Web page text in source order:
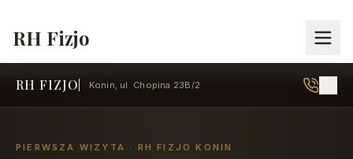
RH Fizjo
RH FIZJO Konin, ul. Chopina 23B/2
PIERWSZA WIZYTA · RH FIZJO KONIN